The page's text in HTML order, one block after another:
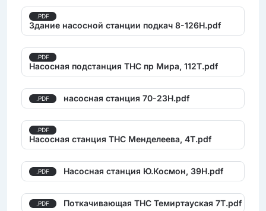
.PDF
Здание насосной станции подкач 8-126Н.pdf
.PDF
Насосная подстанция ТНС пр Мира, 112Т.pdf
.PDF насосная станция 70-23Н.pdf
.PDF
Насосная станция ТНС Менделеева, 4Т.pdf
.PDF Насосная станция Ю.Космон, 39Н.pdf
.PDF Поткачивающая ТНС Темиртауская 7Т.pdf